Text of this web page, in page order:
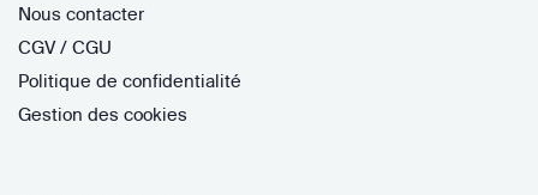
Nous contacter
CGV / CGU
Politique de confidentialité
Gestion des cookies